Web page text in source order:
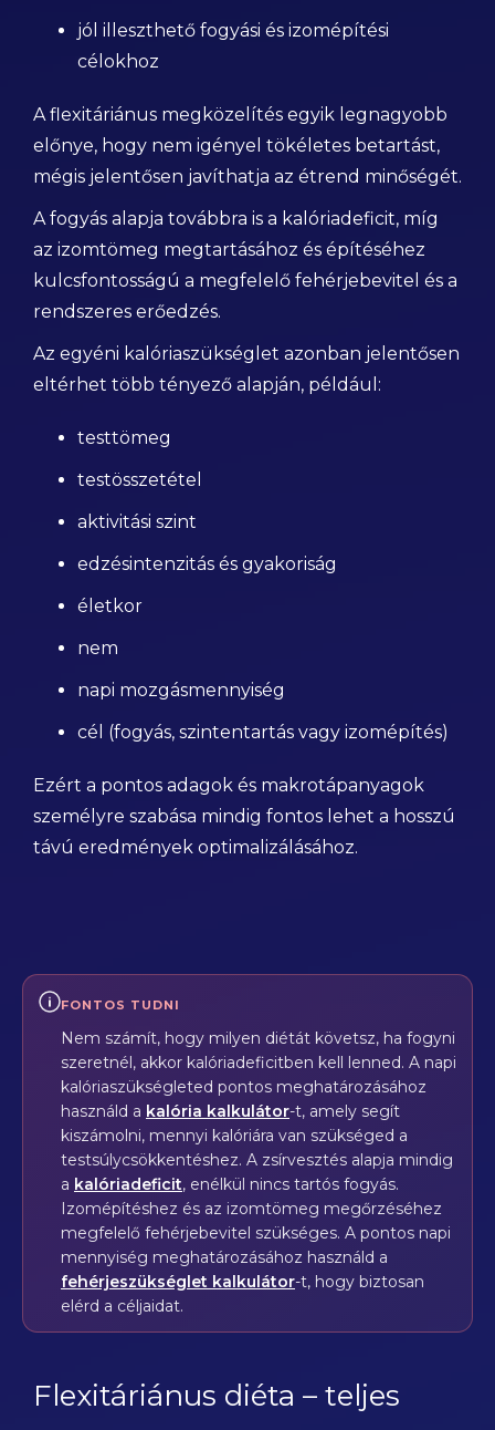
jól illeszthető fogyási és izomépítési
célokhoz
A flexitáriánus megközelítés egyik legnagyobb
előnye, hogy nem igényel tökéletes betartást,
mégis jelentősen javíthatja az étrend minőségét.
A fogyás alapja továbbra is a kalóriadeficit, míg
az izomtömeg megtartásához és építéséhez
kulcsfontosságú a megfelelő fehérjebevitel és a
rendszeres erőedzés.
Az egyéni kalóriaszükséglet azonban jelentősen
eltérhet több tényező alapján, például:
testtömeg
testösszetétel
aktivitási szint
edzésintenzitás és gyakoriság
életkor
nem
napi mozgásmennyiség
cél (fogyás, szintentartás vagy izomépítés)
Ezért a pontos adagok és makrotápanyagok
személyre szabása mindig fontos lehet a hosszú
távú eredmények optimalizálásához.
FONTOS TUDNI
Nem számít, hogy milyen diétát követsz, ha fogyni
szeretnél, akkor kalóriadeficitben kell lenned. A napi
kalóriaszükségleted pontos meghatározásához
használd a kalória kalkulátor-t, amely segít
kiszámolni, mennyi kalóriára van szükséged a
testsúlycsökkentéshez. A zsírvesztés alapja mindig
a kalóriadeficit, enélkül nincs tartós fogyás.
Izomépítéshez és az izomtömeg megőrzéséhez
megfelelő fehérjebevitel szükséges. A pontos napi
mennyiség meghatározásához használd a
fehérjeszükséglet kalkulátor-t, hogy biztosan
elérd a céljaidat.
Flexitáriánus diéta – teljes